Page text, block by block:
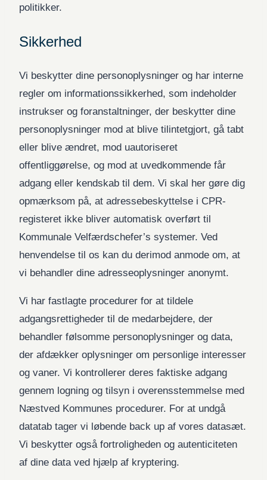
politikker.
Sikkerhed
Vi beskytter dine personoplysninger og har interne
regler om informationssikkerhed, som indeholder
instrukser og foranstaltninger, der beskytter dine
personoplysninger mod at blive tilintetgjort, gå tabt
eller blive ændret, mod uautoriseret
offentliggørelse, og mod at uvedkommende får
adgang eller kendskab til dem. Vi skal her gøre dig
opmærksom på, at adressebeskyttelse i CPR-
registeret ikke bliver automatisk overført til
Kommunale Velfærdschefer’s systemer. Ved
henvendelse til os kan du derimod anmode om, at
vi behandler dine adresseoplysninger anonymt.
Vi har fastlagte procedurer for at tildele
adgangsrettigheder til de medarbejdere, der
behandler følsomme personoplysninger og data,
der afdækker oplysninger om personlige interesser
og vaner. Vi kontrollerer deres faktiske adgang
gennem logning og tilsyn i overensstemmelse med
Næstved Kommunes procedurer. For at undgå
datatab tager vi løbende back up af vores datasæt.
Vi beskytter også fortroligheden og autenticiteten
af dine data ved hjælp af kryptering.